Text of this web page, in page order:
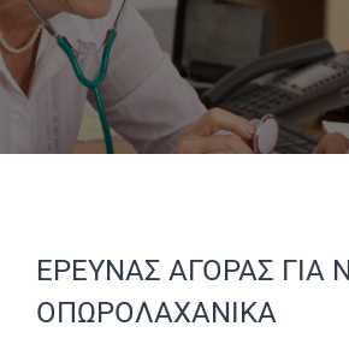
ΕΡΕΥΝΑΣ ΑΓΟΡΑΣ ΓΙΑ
ΟΠΩΡΟΛΑΧΑΝΙΚΑ